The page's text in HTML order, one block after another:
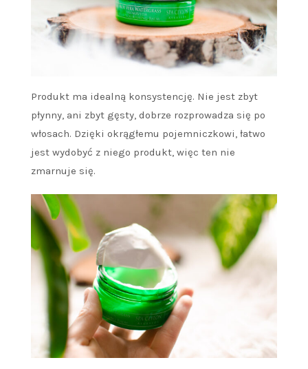
Produkt ma idealną konsystencję. Nie jest zbyt
płynny, ani zbyt gęsty, dobrze rozprowadza się po
włosach. Dzięki okrągłemu pojemniczkowi, łatwo
jest wydobyć z niego produkt, więc ten nie
zmarnuje się.